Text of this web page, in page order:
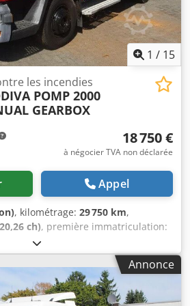
: 90 % ; Suspension :
cylindres : 6 Poids à vide : 10.020
PTAC : 13.500 kg État technique :
bon
1 / 15
les incendies
POMP 2000
GEARBOX
18 750 €
à négocier TVA non déclarée
Appel
, kilométrage: 29 750 km,
ch), première immatriculation:
diesel
mm, carburant:diesel, couleur:
mécanique, classe d'émission:
acier , longueur totale:6 930 mm
, hauteur totale:3 100 mm, charge
Annonce